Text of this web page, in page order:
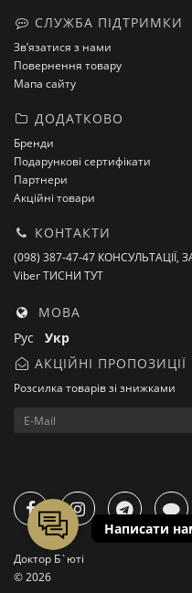
СЛУЖБА ПІДТРИМКИ
Зв’язатися з нами
Повернення товару
Мапа сайту
ДОДАТКОВО
Бренди
Подарункові сертифікати
Партнери
Акційні товари
КОНТАКТИ
(098) 387-47-47 КОНСУЛЬТАЦІЇ,
Viber ТИСНИ ТУТ
МОВА
Рус Укр
АКЦІЙНІ ПРОПОЗИЦІЇ
Розсилка товарів зі знижками
Доктор Б`юті
© 2026